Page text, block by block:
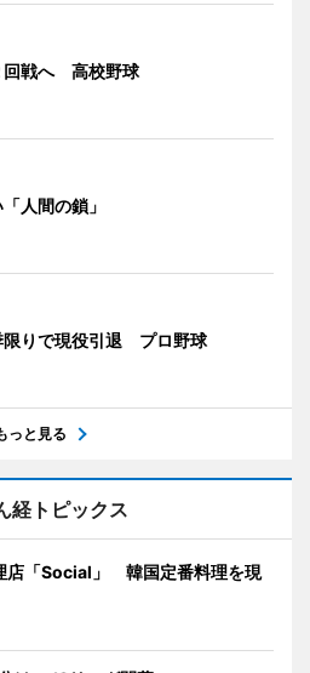
回戦へ 高校野球
「人間の鎖」
限りで現役引退 プロ野球
っと見る
経トピックス
店「Social」 韓国定番料理を現